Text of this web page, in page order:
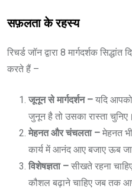
सफ़लता के रहस्य
रिचर्ड जॉन द्वारा 8 मार्गदर्शक
करते हैं –
जूनून से मार्गदर्शन – यदि आपको
जुनून है तो उसका रास्ता चुनिए।
मेहनत और चंचलता – मेहनत
कार्य में आनंद आए बजाए ऊब
विशेषज्ञता – सीखते रहना
कौशल बढ़ाने चाहिए जब तक